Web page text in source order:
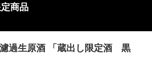
商品
過生原酒 「蔵出し限定酒 黒